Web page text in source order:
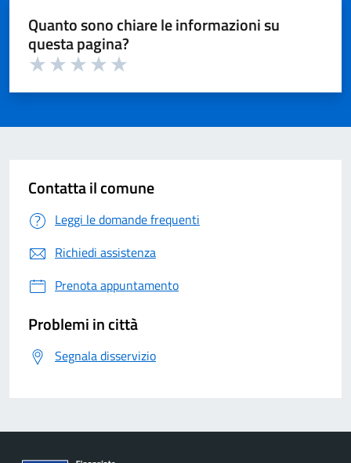
Quanto sono chiare le informazioni su
questa pagina?
Contatta il comune
Leggi le domande frequenti
Richiedi assistenza
Prenota appuntamento
Problemi in città
Segnala disservizio